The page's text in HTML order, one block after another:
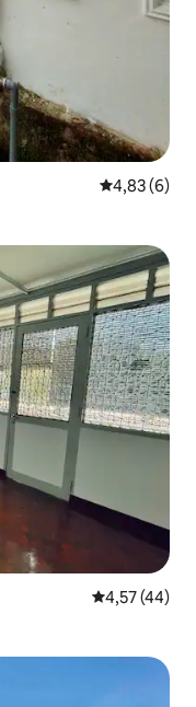
Gemiddelde
4,83 (6)
Gemiddelde
4,57 (44)